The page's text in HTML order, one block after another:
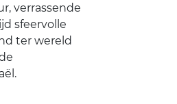
verrassende
sfeervolle
ter wereld